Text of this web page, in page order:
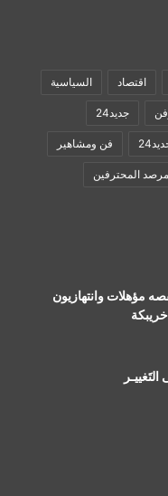
اقتصاد السياسية
جديد24
فن ومشاهير
مرصد المحترفين
مؤهلات وانتهازيون